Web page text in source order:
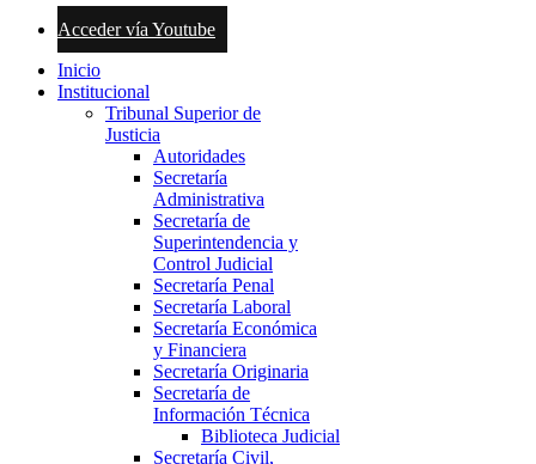
Acceder vía Youtube
Inicio
Institucional
Tribunal Superior de
Justicia
Autoridades
Secretaría
Administrativa
Secretaría de
Superintendencia y
Control Judicial
Secretaría Penal
Secretaría Laboral
Secretaría Económica
y Financiera
Secretaría Originaria
Secretaría de
Información Técnica
Biblioteca Judicial
Secretaría Civil,